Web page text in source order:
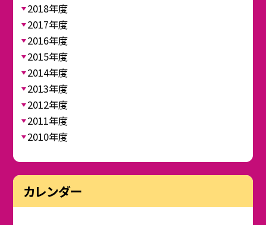
2018年度
2017年度
2016年度
2015年度
2014年度
2013年度
2012年度
2011年度
2010年度
カレンダー